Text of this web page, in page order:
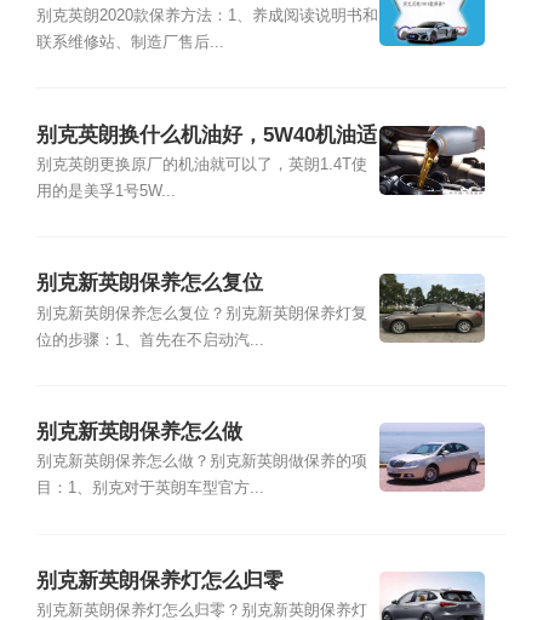
别克英朗2020款保养方法：1、养成阅读说明书和
联系维修站、制造厂售后...
别克英朗换什么机油好，5W40机油适
合新英朗吗
别克英朗更换原厂的机油就可以了，英朗1.4T使
用的是美孚1号5W...
别克新英朗保养怎么复位
别克新英朗保养怎么复位？别克新英朗保养灯复
位的步骤：1、首先在不启动汽...
别克新英朗保养怎么做
别克新英朗保养怎么做？别克新英朗做保养的项
目：1、别克对于英朗车型官方...
别克新英朗保养灯怎么归零
别克新英朗保养灯怎么归零？别克新英朗保养灯